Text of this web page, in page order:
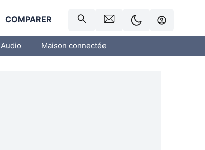
COMPARER
Audio Maison connectée